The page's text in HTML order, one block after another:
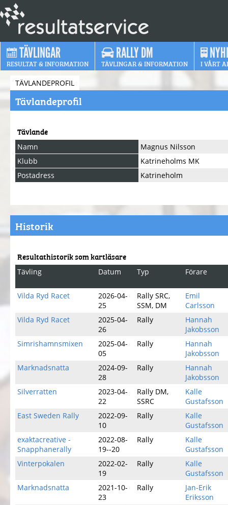
TÄVLINGAR
RESULTAT & INFORMATION
RALLY DM
TÄVLINGAR & INFORMATION I VÅRT
TÄVLANDEPROFIL
Tävlandeprofil
Tävlande
Namn
Magnus Nilsson
Klubb
Katrineholms MK
Postadress
Katrineholm
Historik
Resultathistorik som kartläsare
Tävling Datum Typ Förare
Vilda Ryd Racet
2026-04-
25
Rally SRC,
SSM, DM
Emil
Carlsson
Vilda Ryd Racet
2025-04-
26
Rally
Hannah
Jakobsson
Simrishamnsmixen
2025-04-
05
Rally
Hannah
Jakobsson
Marknadsnatta
2024-09-
28
Rally
Hannah
Jakobsson
Silverratten
2023-04-
22
Rally DM,
SSRC
Kalle
Gustafsson
East Sweden Rally
2022-09-
10
Rally
Kalle
Gustafsson
exaktacreative -
Snapphanerally
2022-08-
19--20
Rally
Kalle
Gustafsson
Vinterpokalen
2022-02-
19
Rally
Kalle
Gustafsson
Marknadsnatta
2021-10-
23
Rally
Jan-Erik
Eriksson